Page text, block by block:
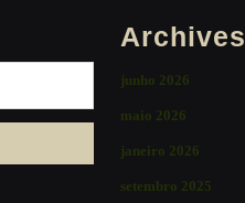
Archives
junho 2026
maio 2026
janeiro 2026
setembro 2025